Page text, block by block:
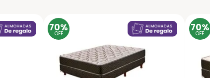
70%
OFF
70%
OFF